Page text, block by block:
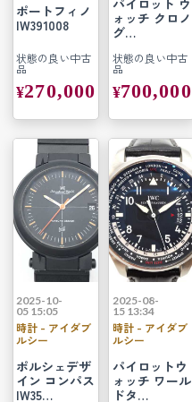
ポートフィノ
IW391008
状態の良い中古
品
¥270,000
ォッチ クロノ
グ…
状態の良い中古
品
¥700,000
2025-10-
05 15:05
時計 - アイダブ
ルシー
ポルシェデザ
イン コンパス
IW35…
2025-08-
15 13:34
時計 - アイダブ
ルシー
パイロットウ
ォッチ ワール
ドタ…